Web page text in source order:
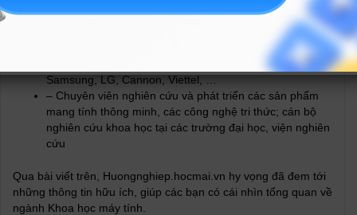
– Lập trình viên, kỹ sư máy tính, kiến trúc sư kỹ thuật, kỹ
sư phát triển phần mềm,… tại các doanh nghiệp, tập
đoàn hoạt động trong lĩnh vực công nghệ thông tin:
Samsung, LG, Cannon, Viettel, …
– Chuyên viên nghiên cứu và phát triển các sản phẩm
mang tính thông minh, các công nghệ tri thức; cán bộ
nghiên cứu khoa học tại các trường đại học, viện nghiên
cứu
Qua bài viết trên, Huongnghiep.hocmai.vn hy vọng đã đem tới
những thông tin hữu ích, giúp các bạn có cái nhìn tổng quan về
ngành Khoa học máy tính.